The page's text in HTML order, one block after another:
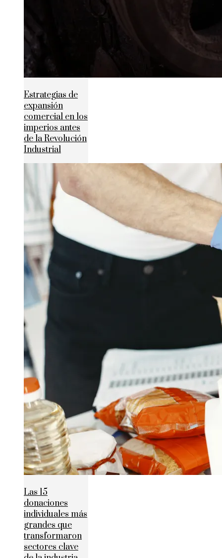
Estrategias de
expansión
comercial en los
imperios antes
de la Revolución
Industrial
Las 15
donaciones
individuales más
grandes que
transformaron
sectores clave